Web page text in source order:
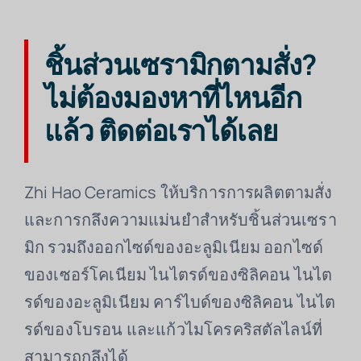
ชิ้นส่วนเซรามิกตามสั่ง?
ไม่ต้องมองหาที่ไหนอีก
แล้ว ติดต่อเราได้เลย
Zhi Hao Ceramics ให้บริการการผลิตตามสั่ง
และการกลึงความแม่นยำสำหรับชิ้นส่วนเซรา
มิก รวมถึงออกไซด์ของอะลูมิเนียม ออกไซด์
ของเซอร์โคเนียม ไนไตรด์ของซิลิคอน ไนไต
รด์ของอะลูมิเนียม คาร์ไบด์ของซิลิคอน ไนไต
รด์ของโบรอน และแก้วไมโครคริสตัลไลน์ที่
สามารถกลึงได้